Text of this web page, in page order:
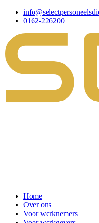
0162-226200
Home
Over ons
Voor werknemers